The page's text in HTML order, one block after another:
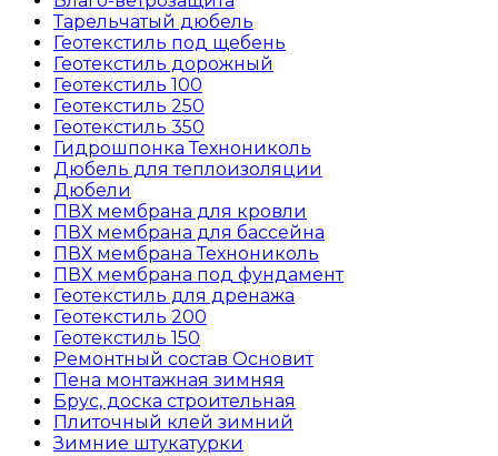
Тарельчатый дюбель
Геотекстиль под щебень
Геотекстиль дорожный
Геотекстиль 100
Геотекстиль 250
Геотекстиль 350
Гидрошпонка Технониколь
Дюбель для теплоизоляции
Дюбели
ПВХ мембрана для кровли
ПВХ мембрана для бассейна
ПВХ мембрана Технониколь
ПВХ мембрана под фундамент
Геотекстиль для дренажа
Геотекстиль 200
Геотекстиль 150
Ремонтный состав Основит
Пена монтажная зимняя
Брус, доска строительная
Плиточный клей зимний
Зимние штукатурки